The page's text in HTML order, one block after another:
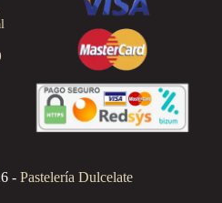
-Pastelería Dulcelate